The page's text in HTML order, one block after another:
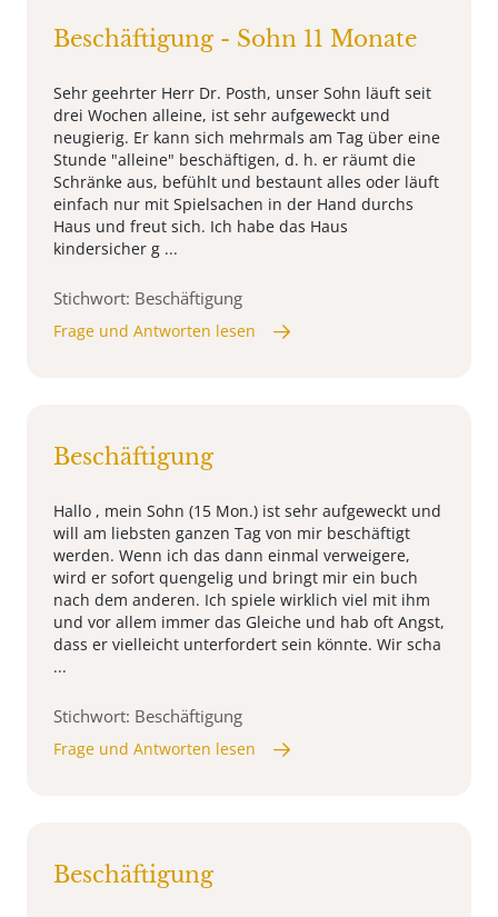
Beschäftigung - Sohn 11 Monate
Sehr geehrter Herr Dr. Posth, unser Sohn läuft seit
drei Wochen alleine, ist sehr aufgeweckt und
neugierig. Er kann sich mehrmals am Tag über eine
Stunde "alleine" beschäftigen, d. h. er räumt die
Schränke aus, befühlt und bestaunt alles oder läuft
einfach nur mit Spielsachen in der Hand durchs
Haus und freut sich. Ich habe das Haus
kindersicher g ...
Stichwort: Beschäftigung
Frage und Antworten lesen
Beschäftigung
Hallo , mein Sohn (15 Mon.) ist sehr aufgeweckt und
will am liebsten ganzen Tag von mir beschäftigt
werden. Wenn ich das dann einmal verweigere,
wird er sofort quengelig und bringt mir ein buch
nach dem anderen. Ich spiele wirklich viel mit ihm
und vor allem immer das Gleiche und hab oft Angst,
dass er vielleicht unterfordert sein könnte. Wir scha
...
Stichwort: Beschäftigung
Frage und Antworten lesen
Beschäftigung